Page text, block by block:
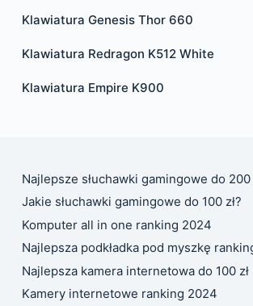
Klawiatura Genesis Thor 660
Klawiatura Redragon K512 White
Klawiatura Empire K900
Najlepsze słuchawki gamingowe do 200
Jakie słuchawki gamingowe do 100 zł?
Komputer all in one ranking 2024
Najlepsza podkładka pod myszkę
Najlepsza kamera internetowa do 100 zł
Kamery internetowe ranking 2024